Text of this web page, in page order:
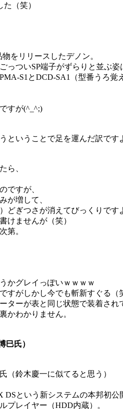
（笑）
をリリースしたデノン。
っついSP端子がずらりと並ぶ姿
S1とDCD-SA1（型番うろ覚え
すが(^_^;)
ということで足を運んだ訳です
ら、
ですが、
が増して、
どぎつさが消えてびっくりです
けませんが（笑）
第。
かグレイっぽいｗｗｗｗ
すがしかし今でも斬新すぐる（
ターが表と同じ状態で装着され
かわかりません。
巳氏）
（鈴木慶一に似てると思う）
という新システムの本邦初公
プレイヤー（HDD内蔵）。